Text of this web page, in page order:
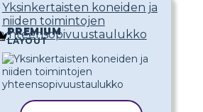
Yksinkertaisten koneiden ja
niiden toimintojen
yhteensopivuustaulukko
PREMIUM
LAYOUT